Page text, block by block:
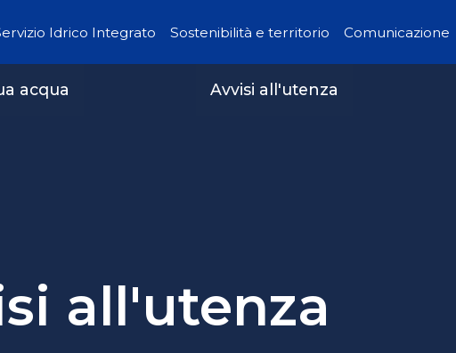
Idrico Integrato Sostenibilità e territorio Comunicazione
acqua Avvisi all'utenza
all'utenza